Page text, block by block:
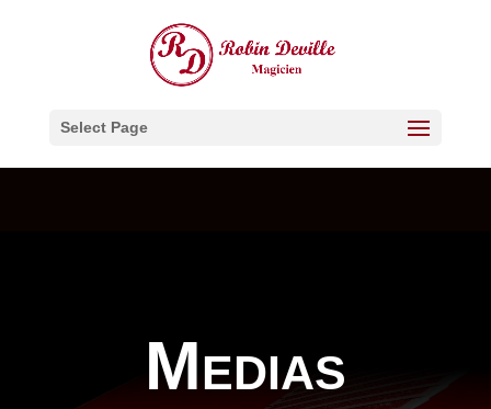
Select Page
Medias